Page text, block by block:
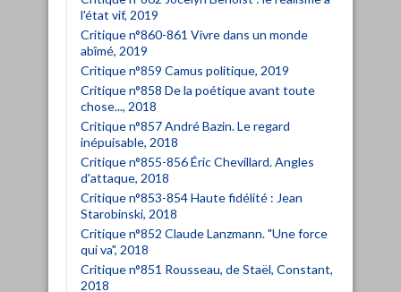
l'état vif, 2019
Critique n°860-861 Vivre dans un monde
abîmé, 2019
Critique n°859 Camus politique, 2019
Critique n°858 De la poétique avant toute
chose..., 2018
Critique n°857 André Bazin. Le regard
inépuisable, 2018
Critique n°855-856 Éric Chevillard. Angles
d'attaque, 2018
Critique n°853-854 Haute fidélité : Jean
Starobinski, 2018
Critique n°852 Claude Lanzmann. "Une force
qui va", 2018
Critique n°851 Rousseau, de Staël, Constant,
2018